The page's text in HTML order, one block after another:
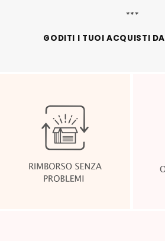
***
GODITI I TUOI ACQUISTI DA